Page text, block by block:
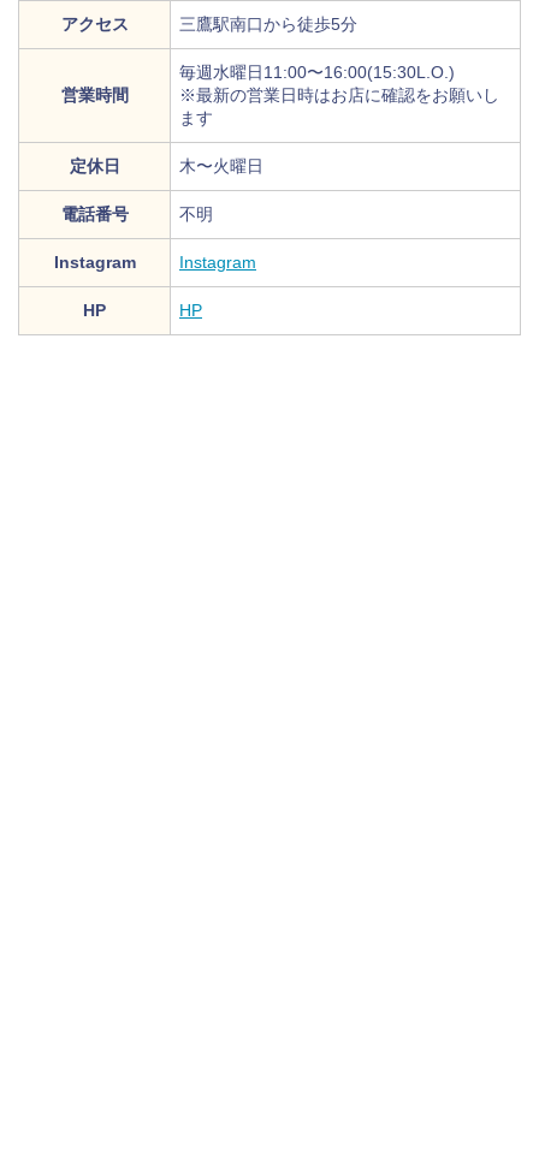
アクセス 三鷹駅南口から徒歩5分
営業時間
毎週水曜日11:00〜16:00(15:30L.O.)
※最新の営業日時はお店に確認をお願いし
ます
定休日 木〜火曜日
電話番号 不明
Instagram Instagram
HP HP